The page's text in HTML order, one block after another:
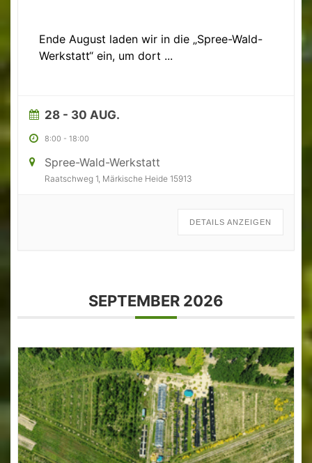
Ende August laden wir in die „Spree-Wald-
Werkstatt“ ein, um dort ...
28 - 30 AUG.
8:00 - 18:00
Spree-Wald-Werkstatt
Raatschweg 1, Märkische Heide 15913
DETAILS ANZEIGEN
SEPTEMBER 2026